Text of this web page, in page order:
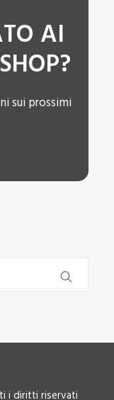
AI
sui prossimi
i diritti riservati